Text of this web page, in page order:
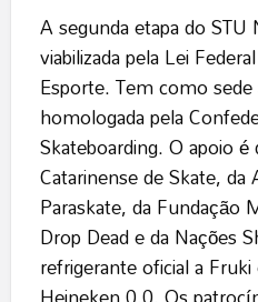
A segunda etapa do
viabilizada pela Lei
Esporte. Tem como
homologada pela
Skateboarding. O apoio é
Catarinense de Skate, da
Paraskate, da Fundação
Drop Dead e da Nações
refrigerante oficial a